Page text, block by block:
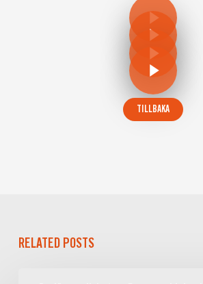
Play Video
Play Video
Play Video
RELATED POSTS